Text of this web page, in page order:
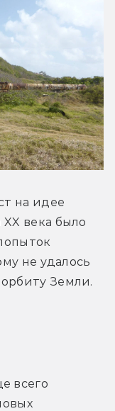
на идее
века было
не удалось
Земли.
всего